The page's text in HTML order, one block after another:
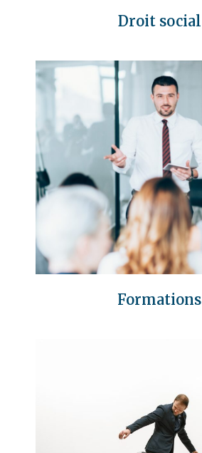
Droit social
Formations